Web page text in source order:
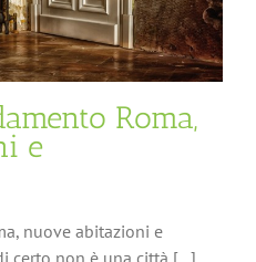
Roma,
e
nuove abitazioni e
certo non è una città [...]